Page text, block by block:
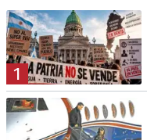
1